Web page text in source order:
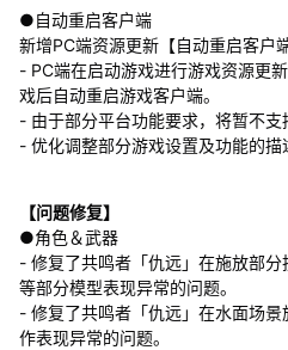
●自动重启客户端
新增PC端资源更新【自动重启客户
- PC端在启动游戏进行游戏资源更
戏后自动重启游戏客户端。
- 由于部分平台功能要求，将暂不支
- 优化调整部分游戏设置及功能的描
【问题修复】
●角色＆武器
- 修复了共鸣者「仇远」在施放部
等部分模型表现异常的问题。
- 修复了共鸣者「仇远」在水面场
作表现异常的问题。